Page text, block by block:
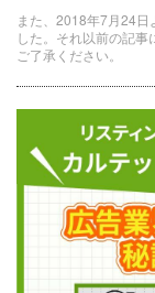
また、2018年7月24
した。それ以前の記
ご了承ください。